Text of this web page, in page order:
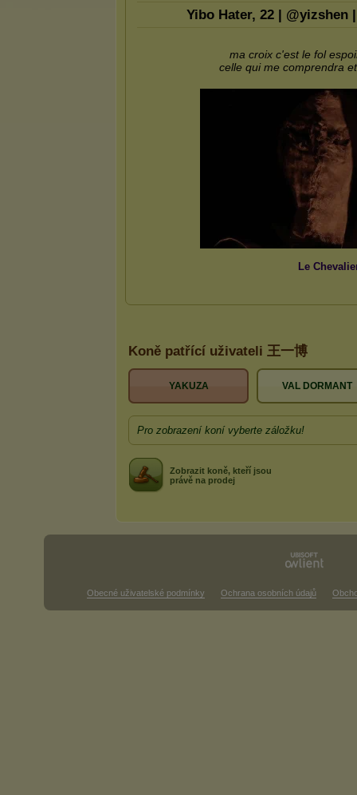
Koně patřící uživateli 王一博
YAKUZA VAL DORMANT
Pro zobrazení koní vyberte záložku!
Zobrazit koně, kteří jsou
právě na prodej
Obecné uživatelské podmínky Ochrana osobních údajů